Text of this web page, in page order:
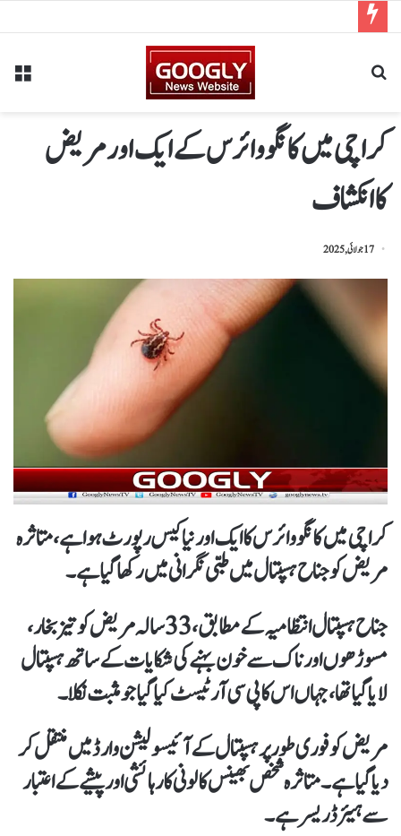
کراچی میں کانگووائرس کے ایک اور مریض
کاانکشاف
17 جولائی, 2025
کراچی میں کانگو وائرس کا ایک اور نیا کیس رپورٹ ہوا ہے، متاثرہ
مریض کو جناح ہسپتال میں طبی نگرانی میں رکھا گیا ہے۔
جناح ہسپتال انتظامیہ کے مطابق، 33 سالہ مریض کو تیز بخار،
مسوڑھوں اور ناک سے خون بہنے کی شکایات کے ساتھ ہسپتال
لایا گیا تھا، جہاں اس کا پی سی آر ٹیسٹ کیا گیا جو مثبت نکلا۔
مریض کو فوری طور پر ہسپتال کے آئیسولیشن وارڈ میں منتقل کر
دیا گیا ہے۔ متاثرہ شخص بھینس کالونی کا رہائشی اور پیشے کے اعتبار
سے ہیئر ڈریسر ہے۔